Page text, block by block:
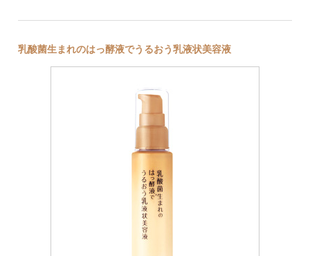
乳酸菌生まれのはっ酵液でうるおう乳液状美容液